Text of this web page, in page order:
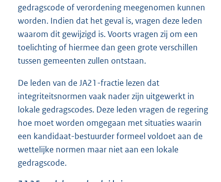
gedragscode of verordening meegenomen kunnen
worden. Indien dat het geval is, vragen deze leden
waarom dit gewijzigd is. Voorts vragen zij om een
toelichting of hiermee dan geen grote verschillen
tussen gemeenten zullen ontstaan.
De leden van de JA21-fractie lezen dat
integriteitsnormen vaak nader zijn uitgewerkt in
lokale gedragscodes. Deze leden vragen de regering
hoe moet worden omgegaan met situaties waarin
een kandidaat-bestuurder formeel voldoet aan de
wettelijke normen maar niet aan een lokale
gedragscode.